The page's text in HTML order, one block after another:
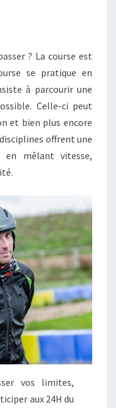
? La course est
se pratique en
à parcourir une
Celle-ci peut
et bien plus encore
offrent une
en mêlant vitesse,
vos limites,
aux 24H du